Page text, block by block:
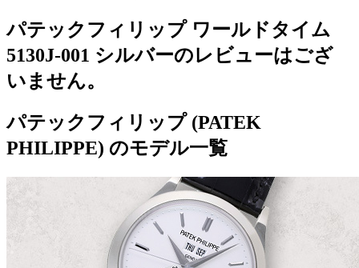
パテックフィリップ ワールドタイム
5130J-001 シルバーのレビューはござ
いません。
パテックフィリップ (PATEK
PHILIPPE) のモデル一覧